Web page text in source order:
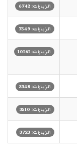
الزيارات: 6742
الزيارات: 7549
الزيارات: 10161
الزيارات: 3348
الزيارات: 3510
الزيارات: 3723